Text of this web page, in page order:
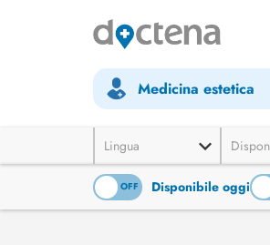
Medicina estetica
Lingua
OFF Disponibile oggi
ON